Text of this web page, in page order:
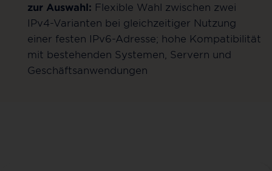
zur Auswahl: Flexible Wahl zwischen zwei
IPv4-Varianten bei gleichzeitiger Nutzung
einer festen IPv6-Adresse; hohe Kompatibilität
mit bestehenden Systemen, Servern und
Geschäftsanwendungen